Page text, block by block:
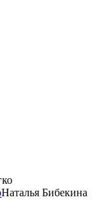
Наталья Бибекина